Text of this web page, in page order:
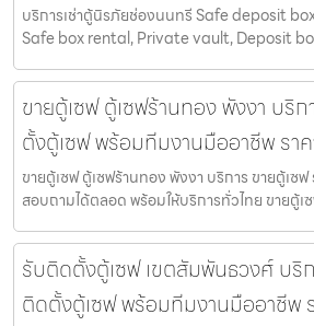
บริการเช่าตู้นิรภัยช่องนนทรี Safe deposit
Safe box rental, Private vault, Deposit
ขายตู้เซฟ ตู้เซฟร้านทอง พังงา บริ
ตั้งตู้เซฟ พร้อมทีมงานมืออาชีพ รา
ขายตู้เซฟ ตู้เซฟร้านทอง พังงา บริการ ขายตู้เ
สอบถามได้ตลอด พร้อมให้บริการทั่วไทย ขายตู้เ
รับติดตั้งตู้เซฟ เขตสัมพันธวงศ์ บริ
ติดตั้งตู้เซฟ พร้อมทีมงานมืออาชีพ